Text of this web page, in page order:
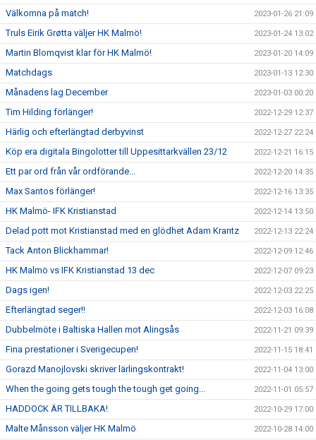
Välkomna på match! 2023-01-26 21:09
Truls Eirik Grøtta väljer HK Malmö! 2023-01-24 13:02
Martin Blomqvist klar för HK Malmö! 2023-01-20 14:09
Matchdags 2023-01-13 12:30
Månadens lag December 2023-01-03 00:20
Tim Hilding förlänger! 2022-12-29 12:37
Härlig och efterlängtad derbyvinst 2022-12-27 22:24
Köp era digitala Bingolotter till Uppesittarkvällen 23/12 2022-12-21 16:15
Ett par ord från vår ordförande... 2022-12-20 14:35
Max Santos förlänger! 2022-12-16 13:35
HK Malmö- IFK Kristianstad 2022-12-14 13:50
Delad pott mot Kristianstad med en glödhet Adam Krantz 2022-12-13 22:24
Tack Anton Blickhammar! 2022-12-09 12:46
HK Malmö vs IFK Kristianstad 13 dec 2022-12-07 09:23
Dags igen! 2022-12-03 22:25
Efterlängtad seger!! 2022-12-03 16:08
Dubbelmöte i Baltiska Hallen mot Alingsås 2022-11-21 09:39
Fina prestationer i Sverigecupen! 2022-11-15 18:41
Gorazd Manojlovski skriver lärlingskontrakt! 2022-11-04 13:00
When the going gets tough the tough get going... 2022-11-01 05:57
HADDOCK ÄR TILLBAKA! 2022-10-29 17:00
Malte Månsson väljer HK Malmö 2022-10-28 14:00